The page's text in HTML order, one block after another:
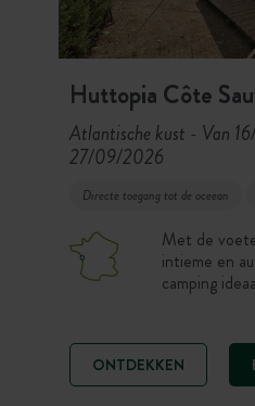
Huttopia Côte
Atlantische kust - Van
27/09/2026
Directe toegang tot de oceean
Met de
intieme en
camping
comfortabele
op enkele
ONTDEKKEN